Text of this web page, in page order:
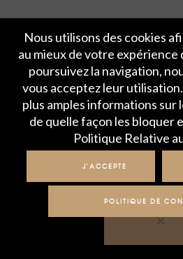
Crédits et mentions
© IME 2017-
Nous utilisons des cookies
au mieux de votre expérience
poursuivez la navigation,
vous acceptez leur
plus amples informations sur
de quelle façon les bloquer
Politique Relative
J'ACCEPTE
POLITIQUE DE